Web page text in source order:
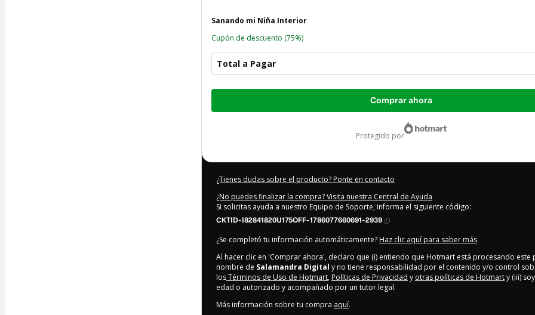
Sanando mi Niña Interior
Cupón de descuento (75%)
Total a Pagar
Total
Comprar ahora
protegido por
¿Tienes dudas sobre el producto? Ponte en contacto
¿No puedes finalizar la compra? Visita nuestra Central de Ayuda
Si solicitas ayuda a nuestro Equipo de Soporte, informa el siguiente código:
CKTID-I82841820U175OFF-1786077660691-2939
¿Se completó tu información automáticamente? Haz clic aquí para saber más.
Al hacer clic en 'Comprar ahora', declaro que (i) entiendo que Hotmart está procesando este
nombre de Salamandra Digital y no tiene responsabilidad por el contenido y/o control
losTérminos de Uso de Hotmart, Políticas de Privacidad y otras políticas de Hotmarty (iii)
edad o autorizado y acompañado por un tutor legal.
Más información sobre tu compra aquí.